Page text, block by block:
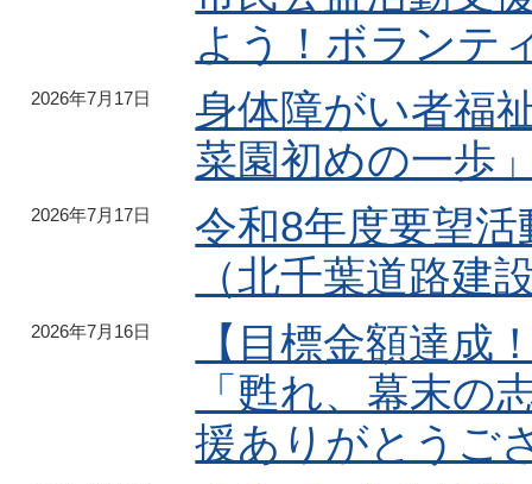
よう！ボランテ
2026年7月17日
身体障がい者福
菜園初めの一歩
2026年7月17日
令和8年度要望
（北千葉道路建
2026年7月16日
【目標金額達成
「甦れ、幕末の
援ありがとうご